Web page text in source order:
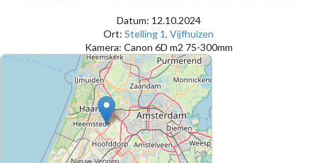
Datum: 12.10.2024
Ort: Stelling 1, Vijfhuizen
Kamera: Canon 6D m2 75-300mm